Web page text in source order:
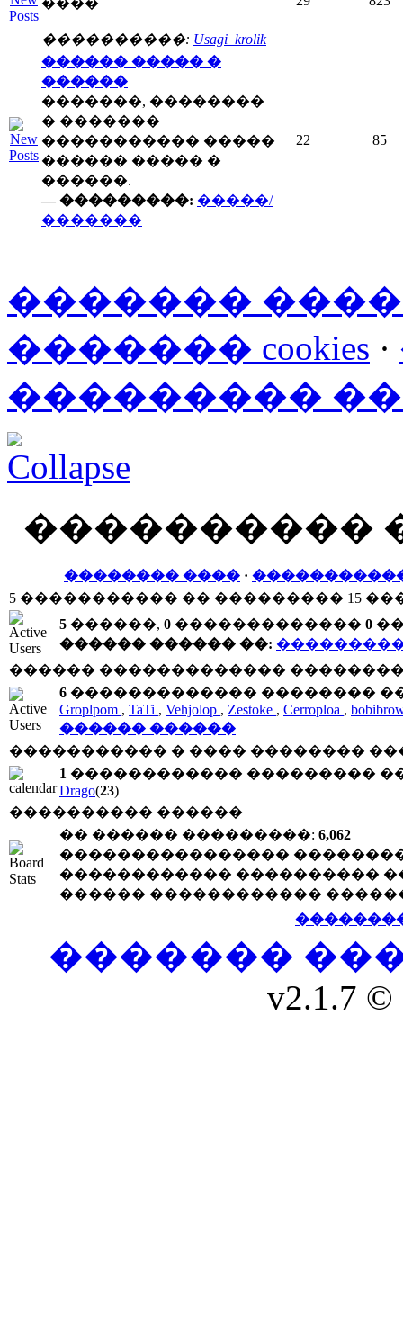
����
����������: Usagi_krolik
������ ����� �
������
�������, ��������
� �������
����������� �����
������ ����� �
������.
— ���������: �����/
�������
22 85
�������
������� cookies ·
���������
����������
�������� ���� ·
5 ����������� �� ��������� 15
5 ������, 0 ������������� 0
������ ������ ��:
������ �������������
6 ������������� ��������
Groplpom , TaTi , Vehjolop , Zestoke , Cerroploa ,
������ ������
����������� � ���� ��������
1 ������������ ���������
Drago(23)
���������� ������
�� ������ ���������: 6,062
����������������
������������ ����������
������ ������������
�������
v2.1.7 ©